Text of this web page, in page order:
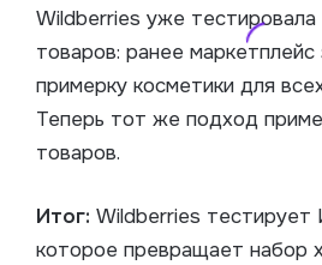
Wildberries уже
товаров: ранее
примерку косметики для
Теперь тот же подход
товаров.
Итог: Wildberries тестирует
которое превращает набор